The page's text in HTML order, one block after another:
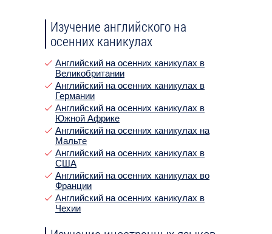
Изучение английского на
осенних каникулах
Английский на осенних каникулах в
Великобритании
Английский на осенних каникулах в
Германии
Английский на осенних каникулах в
Южной Африке
Английский на осенних каникулах на
Мальте
Английский на осенних каникулах в
США
Английский на осенних каникулах во
Франции
Английский на осенних каникулах в
Чехии